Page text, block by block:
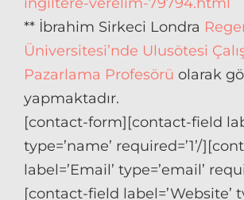
** İbrahim Sirkeci Londra
Üniversitesi’nde Ulusötesi
Pazarlama Profesörü olarak
yapmaktadır.
[contact-form][contact-field
type=’name’ required=’1’/
label=’Email’ type=’email’
[contact-field label=’Website’